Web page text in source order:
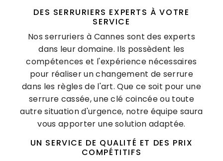
DES SERRURIERS EXPERTS À VOTRE
SERVICE
Nos serruriers à Cannes sont des experts
dans leur domaine. Ils possèdent les
compétences et l'expérience nécessaires
pour réaliser un changement de serrure
dans les règles de l'art. Que ce soit pour une
serrure cassée, une clé coincée ou toute
autre situation d'urgence, notre équipe saura
vous apporter une solution adaptée.
UN SERVICE DE QUALITÉ ET DES PRIX
COMPÉTITIFS